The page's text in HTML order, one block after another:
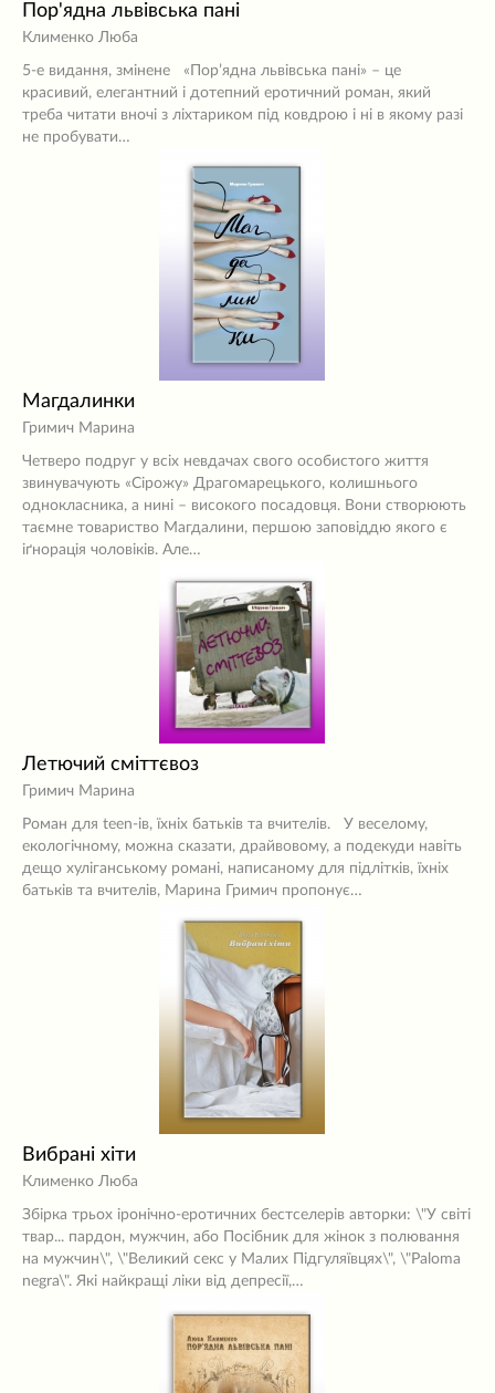
Пор'ядна львівська пані
Клименко Люба
5-е видання, змінене «Пор’ядна львівська пані» – це
красивий, елегантний і дотепний еротичний роман, який
треба читати вночі з ліхтариком під ковдрою і ні в якому разі
не пробувати…
Магдалинки
Гримич Марина
Четверо подруг у всіх невдачах свого особистого життя
звинувачують «Сірожу» Драгомарецького, колишнього
однокласника, а нині – високого посадовця. Вони створюють
таємне товариство Магдалини, першою заповіддю якого є
іґнорація чоловіків. Але…
Летючий сміттєвоз
Гримич Марина
Роман для teen-ів, їхніх батьків та вчителів. У веселому,
екологічному, можна сказати, драйвовому, а подекуди навіть
дещо хуліганському романі, написаному для підлітків, їхніх
батьків та вчителів, Марина Гримич пропонує…
Вибрані хіти
Клименко Люба
Збірка трьох іронічно-еротичних бестселерів авторки: \"У світі
твар... пардон, мужчин, або Посібник для жінок з полювання
на мужчин\", \"Великий секс у Малих Підгуляївцях\", \"Paloma
negra\". Які найкращі ліки від депресії,…